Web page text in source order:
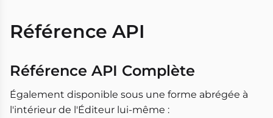
Référence API
Référence API Complète
Également disponible sous une forme abrégée à
l'intérieur de l'Éditeur lui-même :